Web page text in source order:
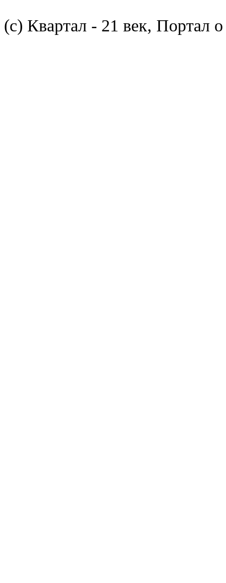
(с) Квартал - 21 век, Портал